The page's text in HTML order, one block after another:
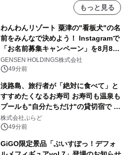
もっと見る
わんわんリゾート 粟津の"看板犬"の名
前をみんなで決めよう！ Instagramで
「お名前募集キャンペーン」を8月8日
(土)より開催
GENSEN HOLDINGS株式会社
49分前
淡路島、旅行者が「絶対に食べて」と
すすめたくなるお寿司 お寿司も温泉も
プールも"自分たちだけ"の貸切宿で 1
日1組限定「岩屋温泉 絵島別庭 海と
森」の握り寿司プラン
株式会社ぷらど
49分前
GiGO限定景品「ぶいすぽっ！デフォ